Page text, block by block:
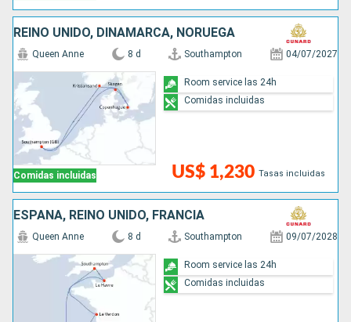
REINO UNIDO, DINAMARCA, NORUEGA
Comidas incluidas
Queen Anne 8 d Southampton 04/07/2027
US$ 1,230 Tasas incluidas
Room service las 24h
Comidas incluidas
ESPAÑA, REINO UNIDO, FRANCIA
Queen Anne 8 d Southampton 09/07/2028
Room service las 24h
Comidas incluidas